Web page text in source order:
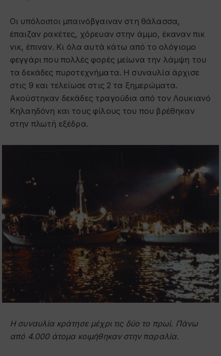
Οι υπόλοιποι μπαινόβγαιναν στη θάλασσα,
έπαιζαν ρακέτες, χόρευαν στην άμμο, έκαναν πικ
νικ, έπιναν. Κι όλα αυτά κάτω από το ολόγιομο
φεγγάρι που πολλές φορές μείωνα την λάμψη του
τα δεκάδες πυροτεχνήματα. Η συναυλία άρχισε
στις 9 και τελείωσε στις 2 τα ξημερώματα.
Ακούστηκαν δεκάδες τραγούδια από τον Λουκιανό
Κηλαηδόνη και τους φίλους του που βρέθηκαν
στην πλωτή εξέδρα.
Η συναυλία κράτησε μέχρι τις δύο το πρωί. Πάνω
από 4.000 άτομα κοιμήθηκαν στην παραλία.